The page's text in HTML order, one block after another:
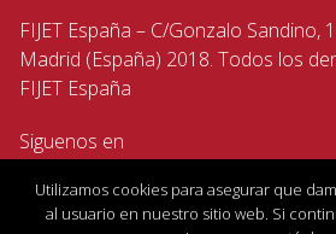
FIJET España – C/Gonzalo Sandino,
Madrid (España) 2018. Todos los
FIJET España
Siguenos en
Utilizamos cookies para asegurar que
al usuario en nuestro sitio web. Si